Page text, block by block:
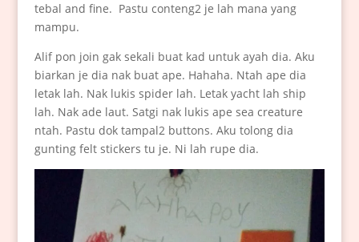
tebal and fine. Pastu conteng2 je lah mana yang
mampu.
Alif pon join gak sekali buat kad untuk ayah dia. Aku
biarkan je dia nak buat ape. Hahaha. Ntah ape dia
letak lah. Nak lukis spider lah. Letak yacht lah ship
lah. Nak ade laut. Satgi nak lukis ape sea creature
ntah. Pastu dok tampal2 buttons. Aku tolong dia
gunting felt stickers tu je. Ni lah rupe dia.